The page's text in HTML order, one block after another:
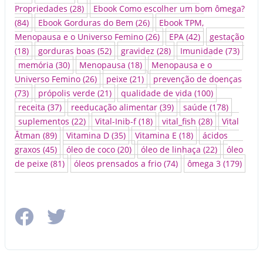
Propriedades (28)
Ebook Como escolher um bom ômega?
(84)
Ebook Gorduras do Bem (26)
Ebook TPM,
Menopausa e o Universo Femino (26) EPA (42)
gestação
(18)
gorduras boas (52) gravidez (28) Imunidade (73)
memória (30) Menopausa (18)
Menopausa e o
Universo Femino (26) peixe (21)
prevenção de doenças
(73)
própolis verde (21) qualidade de vida (100)
receita (37) reeducação alimentar (39) saúde (178)
suplementos (22) Vital-Inib-f(18) vital_fish (28)
Vital
Âtman (89) Vitamina D (35) Vitamina E (18)
ácidos
graxos (45) óleo de coco (20) óleo de linhaça (22)
óleo
de peixe (81) óleos prensados a frio (74) ômega 3 (179)